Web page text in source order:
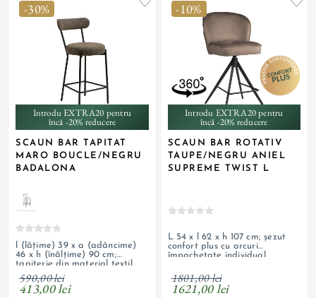
-30%
Introdu EXTRA20 pentru
încă -20% reducere
SCAUN BAR TAPITAT
MARO BOUCLE/NEGRU
BADALONA
l (lățime) 39 x a (adâncime)
46 x h (înălțime) 90 cm;
tapițerie din material textil
boucle, șezut și spătar cu
umplutură cu spumă
poliuretanică cu densitate T
590,00 lei
413,00 lei
-10%
Introdu EXTRA20 pentru
încă -20% reducere
SCAUN BAR ROTATIV
TAUPE/NEGRU ANIEL
SUPREME TWIST L
L 54 x l 62 x h 107 cm; șezut
confort plus cu arcuri
împachetate individual,
picioare de oțel vopsit negru;
personalizabil
1801,00 lei
1621,00 lei